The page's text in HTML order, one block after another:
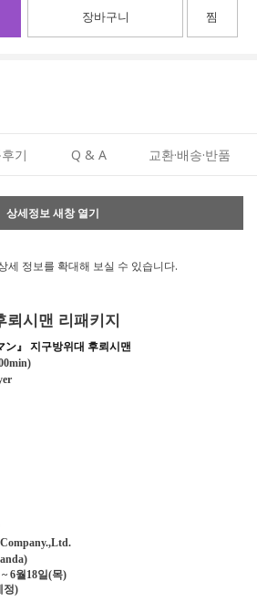
장바구니 찜
기 Q & A 교환·배송·반품
상세정보 새창 열기
세 정보를 확대해 보실 수 있습니다.
뢰시맨 리패키지
ン』 지구방위대 후뢰시맨
6월18일(목)
정)